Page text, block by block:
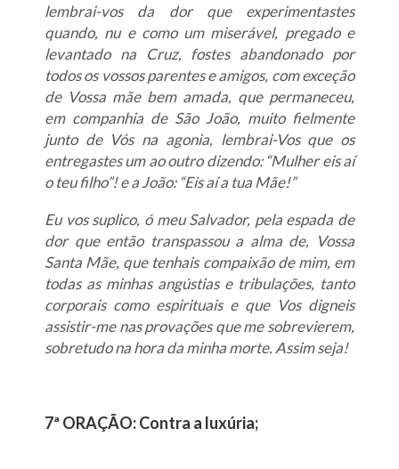
lembrai-vos da dor que experimentastes
quando, nu e como um miserável, pregado e
levantado na Cruz, fostes abandonado por
todos os vossos parentes e amigos, com exceção
de Vossa mãe bem amada, que permaneceu,
em companhia de São João, muito fielmente
junto de Vós na agonia, lembrai-Vos que os
entregastes um ao outro dizendo: “Mulher eis aí
o teu filho”! e a João: “Eis aí a tua Mãe!”
Eu vos suplico, ó meu Salvador, pela espada de
dor que então transpassou a alma de, Vossa
Santa Mãe, que tenhais compaixão de mim, em
todas as minhas angústias e tribulações, tanto
corporais como espirituais e que Vos digneis
assistir-me nas provações que me sobrevierem,
sobretudo na hora da minha morte. Assim seja!
7ª ORAÇÃO: Contra a luxúria;